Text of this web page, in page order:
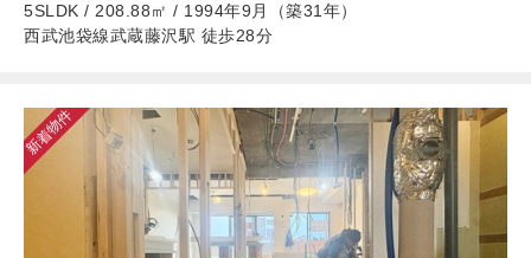
5SLDK / 208.88㎡ / 1994年9月（築31年）
西武池袋線武蔵藤沢駅 徒歩28分
新着物件